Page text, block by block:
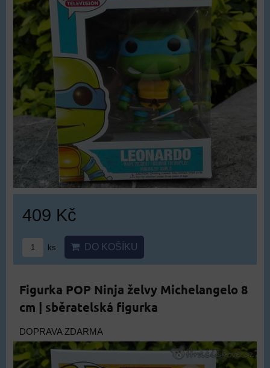
409 Kč
ks DO KOŠÍKU
Figurka POP Ninja želvy Michelangelo 8
cm | sběratelská figurka
DOPRAVA ZDARMA